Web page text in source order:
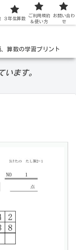
ル
算数の学習プリント
ます。
３年生算数
ご利用規約
＆使い方
お問い合わ
せ